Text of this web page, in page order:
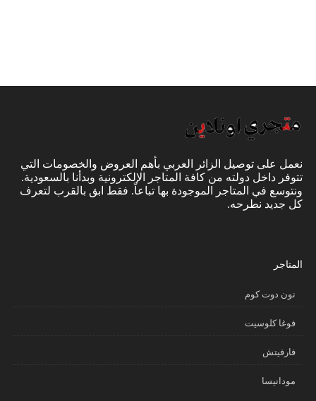
نعمل على توصيل الزائر العربي بأهم العروض والخصومات التي
تتوفر داخل دولته من كافة المتاجر الإلكترونية وبدأنا بالسعودية.
ونتوسع في المتاجر الموجودة بها تباعاً. فقط ابق بالقرب لتعرف
كل جديد نطرحه.
المتاجر
نون دوت كوم
فوغا كلوسيت
فارفيتش
مودانيسا